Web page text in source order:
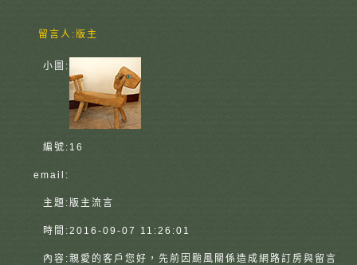
留言人:版主
小圖:
編號: 16
email:
主題:版主流言
時間:2016-09-07 11:26:01
內容:親愛的客戶您好，先前因颱風關係造成網路訂房與留言